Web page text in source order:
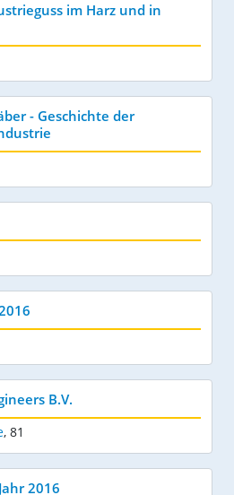
im Harz und in
- Geschichte der
B.V.
, 81
2016